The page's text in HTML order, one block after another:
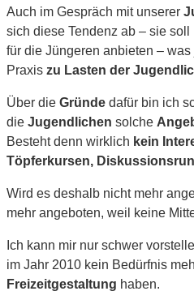
Auch im Gespräch mit unserer
sich diese Tendenz ab – sie
für die Jüngeren anbieten –
Praxis zu Lasten der
Über die Gründe dafür bin ich
die Jugendlichen solche
Besteht denn wirklich kein
Töpferkursen,
Wird es deshalb nicht mehr
mehr angeboten, weil keine
Ich kann mir nur schwer
im Jahr 2010 kein Bedürfnis
Freizeitgestaltung haben.